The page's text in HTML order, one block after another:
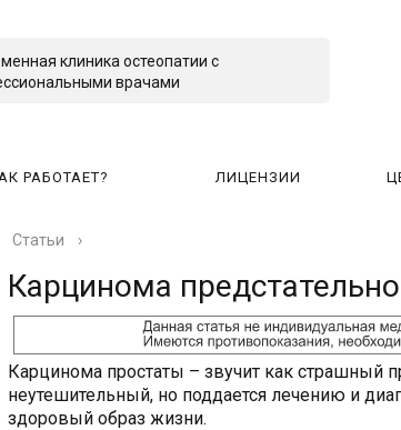
клиника остеопатии с
врачами
РАБОТАЕТ? ЛИЦЕНЗИИ
КАК
Статьи ›
Карцинома
Карцинома простаты – звучит как страшный
неутешительный, но поддается лечению и
здоровый образ жизни.